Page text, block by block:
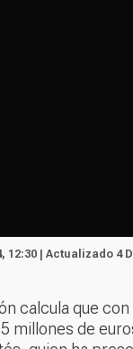
12:30 | Actualizado 4
calcula que
millones de